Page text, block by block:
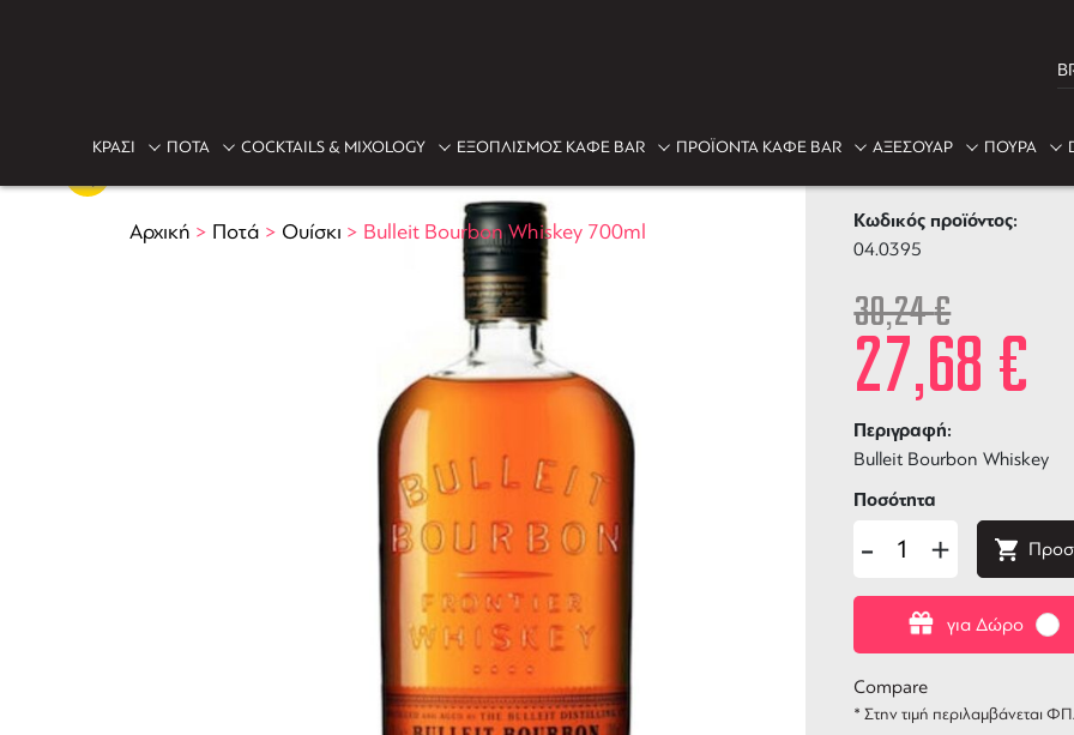
ΚΡΑΣΙ ΠΟΤΑ COCKTAILS & MIXOLOGY ΕΞΟΠΛΙΣΜΟΣ ΚΑΦΕ BAR ΠΡΟΪΟΝΤΑ ΚΑΦΕ BAR ΑΞΕΣΟΥΑΡ ΠΟΥΡΑ
Αρχική > Ποτά > Ουίσκι > Bulleit Bourbon Whiskey 700ml
Bulleit
Κωδικός προϊόντος:
04.0395
30,24€
27,68€
Περιγραφή:
Bulleit Bourbon Whiskey
για Δώρο
Ποσότητα
- +
Compare
* Στην τιμή περιλαμβάνεται